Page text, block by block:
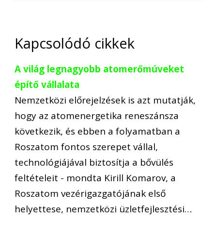
Kapcsolódó cikkek
A világ legnagyobb atomerőmúveket
építő vállalata
Nemzetközi előrejelzések is azt mutatják,
hogy az atomenergetika reneszánsza
következik, és ebben a folyamatban a
Roszatom fontos szerepet vállal,
technológiájával biztosítja a bővülés
feltételeit - mondta Kirill Komarov, a
Roszatom vezérigazgatójának első
helyettese, nemzetközi üzletfejlesztési…